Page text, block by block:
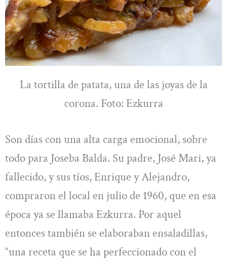
La tortilla de patata, una de las joyas de la
corona. Foto: Ezkurra
Son días con una alta carga emocional, sobre
todo para Joseba Balda. Su padre, José Mari, ya
fallecido, y sus tíos, Enrique y Alejandro,
compraron el local en julio de 1960, que en esa
época ya se llamaba Ezkurra. Por aquel
entonces también se elaboraban ensaladillas,
“una receta que se ha perfeccionado con el